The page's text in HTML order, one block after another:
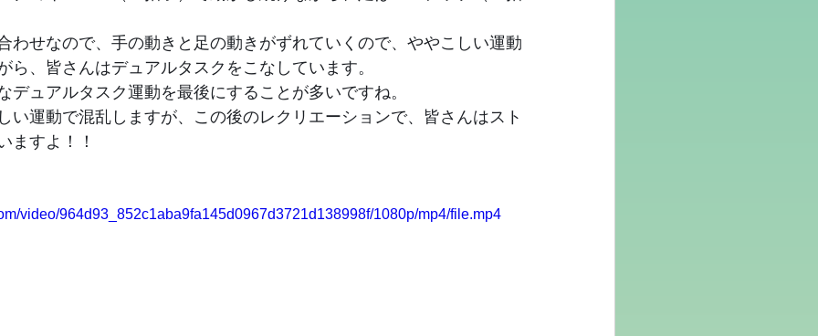
せなので、手の動きと足の動きがずれていくので、ややこしい運動
ら、皆さんはデュアルタスクをこなしています。
ュアルタスク運動を最後にすることが多いですね。
運動で混乱しますが、この後のレクリエーションで、皆さんはスト
ますよ！！
video/964d93_852c1aba9fa145d0967d3721d138998f/1080p/mp4/file.mp4